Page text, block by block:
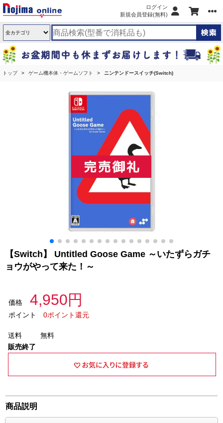
ログイン
新規会員登録(無料)
トップ ゲーム機本体・ゲームソフト ニンテンドースイッチ(Switch)
【Switch】 Untitled Goose Game ～いたずらガチ
ョウがやって来た！～
価格 4,950円
ポイント 0ポイント還元
送料
無料
販売終了
商品説明